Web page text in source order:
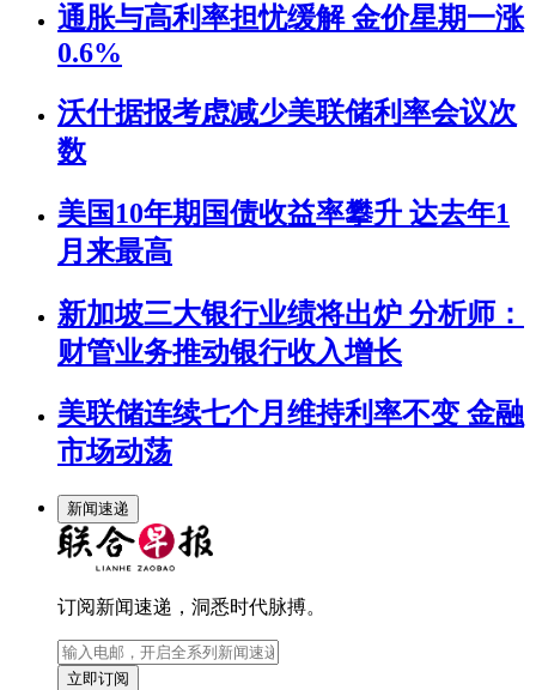
通胀与高利率担忧缓解 金价星期一涨
0.6%
沃什据报考虑减少美联储利率会议次
数
美国10年期国债收益率攀升 达去年1
月来最高
新加坡三大银行业绩将出炉 分析师：
财管业务推动银行收入增长
美联储连续七个月维持利率不变 金融
市场动荡
新闻速递
订阅新闻速递，洞悉时代脉搏。
立即订阅